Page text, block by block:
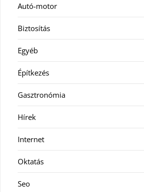
Autó-motor
Biztosítás
Egyéb
Építkezés
Gasztronómia
Hírek
Internet
Oktatás
Seo